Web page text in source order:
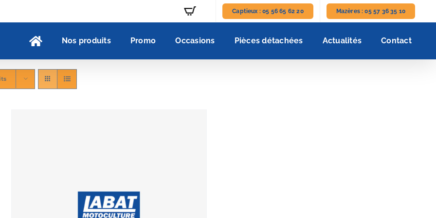
Captieux : 05 56 65 62 20 Mazères : 05 57 36 35 10
Nos produits Promo Occasions Pièces détachées Actualités Contact